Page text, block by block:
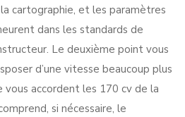
cartographie, et les paramètres
dans les standards de
Le deuxième point vous
d’une vitesse beaucoup plus
accordent les 170 cv de la
si nécessaire, le